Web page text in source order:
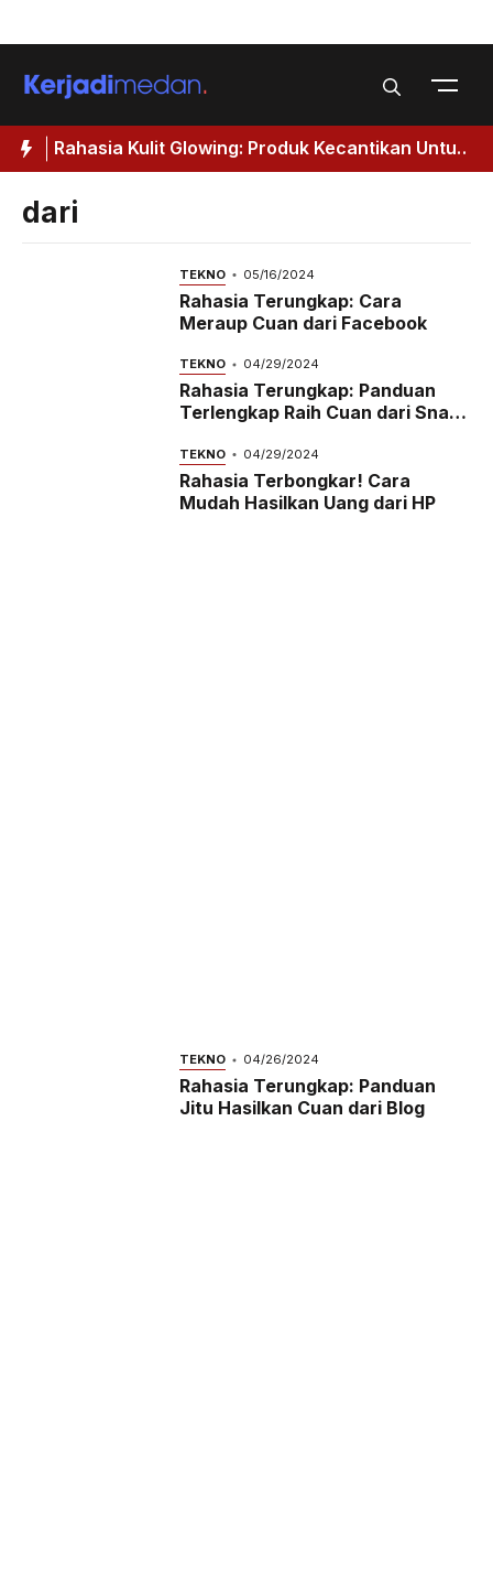
to
Rahasia Kulit Glowing: Produk Kecantikan Untuk
Wanita 40 Tahun Keatas
dari
TEKNO 05/16/2024
Rahasia Terungkap: Cara
Meraup Cuan dari Facebook
TEKNO 04/29/2024
Rahasia Terungkap: Panduan
Terlengkap Raih Cuan dari Snack
TEKNO 04/29/2024
Rahasia Terbongkar! Cara
Mudah Hasilkan Uang dari HP
TEKNO 04/26/2024
Rahasia Terungkap: Panduan
Jitu Hasilkan Cuan dari Blog